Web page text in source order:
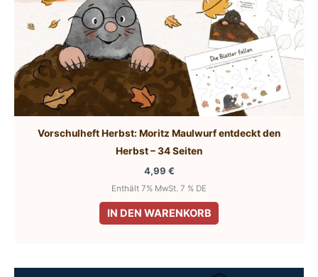
Vorschulheft Herbst: Moritz Maulwurf entdeckt den
Herbst – 34 Seiten
4,99 €
Enthält 7% MwSt. 7 % DE
IN DEN WARENKORB